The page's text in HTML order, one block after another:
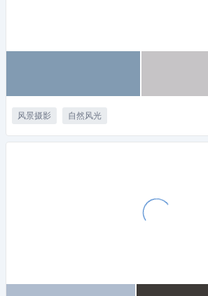
风景摄影 自然风光